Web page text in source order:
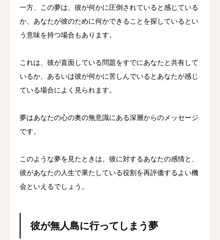
一方、この夢は、彼が何かに圧倒されていると感じている
か、あなたが彼のために何かできることを探しているとい
う意味を持つ場合もあります。
これは、彼が直面している問題をすでにあなたと共有して
いるか、あるいは彼が何かに苦しんでいるとあなたが感じ
ている場合によく見られます。
夢はあなたの心の奥の無意識にある深層からのメッセージ
です。
このような夢を見たときは、彼に対するあなたの感情と、
彼があなたの人生で果たしている役割を再評価するよい機
会といえるでしょう。
彼が無人島に行ってしまう夢